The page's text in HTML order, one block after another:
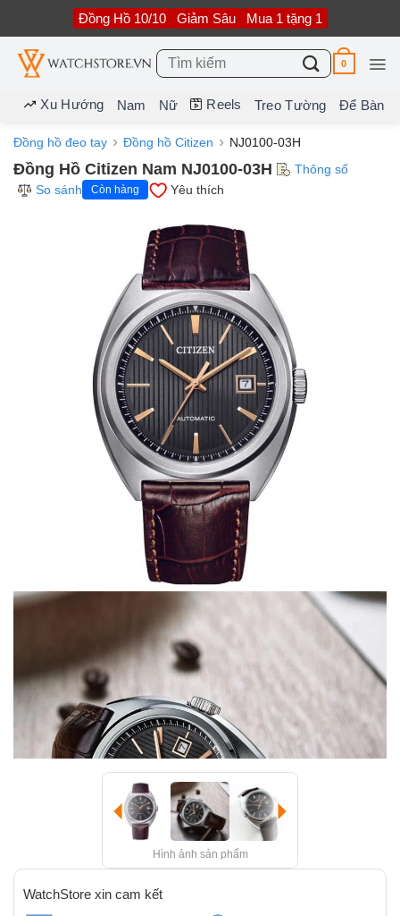
nội
dung
Đồng Hồ 10/10 Giảm Sâu Mua 1 tặng 1
Tìm
kiếm:
0
Xu Hướng Nam Nữ Reels Treo Tường Để Bàn
Đồng hồ đeo tay Đồng hồ Citizen NJ0100-03H
Đồng Hồ Citizen Nam NJ0100-03H
Thông số
So sánh
Còn hàng Yêu thích
Hình ảnh sản phẩm
WatchStore xin cam kết